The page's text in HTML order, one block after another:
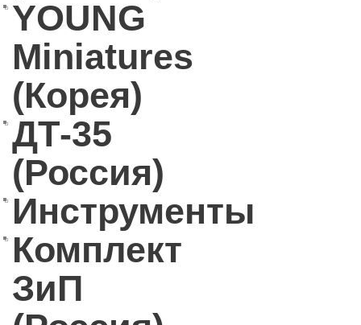
YOUNG
Miniatures
(Корея)
ДТ-35
(Россия)
Инструменты
Комплект
ЗиП